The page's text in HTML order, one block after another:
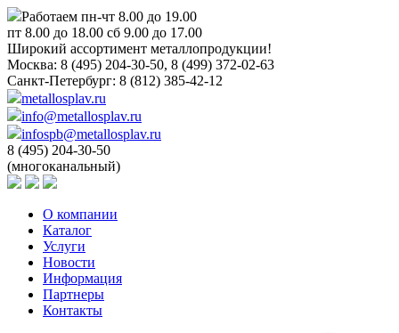
Работаем пн-чт 8.00 до 19.00
пт 8.00 до 18.00 сб 9.00 до 17.00
Широкий ассортимент металлопродукции!
Москва: 8 (495) 204-30-50, 8 (499) 372-02-63
Санкт-Петербург: 8 (812) 385-42-12
metallosplav.ru
info@metallosplav.ru
infospb@metallosplav.ru
8 (495) 204-30-50
(многоканальный)
О компании
Каталог
Услуги
Новости
Информация
Партнеры
Контакты